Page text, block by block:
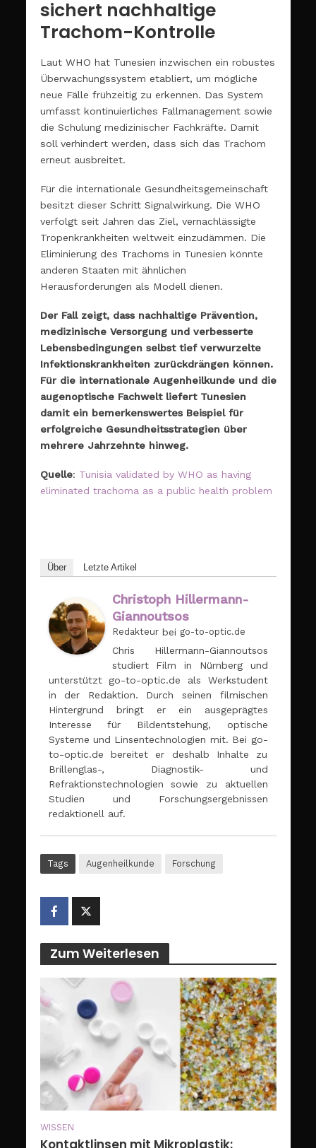
sichert nachhaltige
Trachom-Kontrolle
Laut WHO hat Tunesien inzwischen ein robustes
Überwachungssystem etabliert, um mögliche
neue Fälle frühzeitig zu erkennen. Das System
umfasst kontinuierliches Fallmanagement sowie
die Schulung medizinischer Fachkräfte. Damit
soll verhindert werden, dass sich das Trachom
erneut ausbreitet.
Für die internationale Gesundheitsgemeinschaft
besitzt dieser Schritt Signalwirkung. Die WHO
verfolgt seit Jahren das Ziel, vernachlässigte
Tropenkrankheiten weltweit einzudämmen. Die
Eliminierung des Trachoms in Tunesien könnte
anderen Staaten mit ähnlichen
Herausforderungen als Modell dienen.
Der Fall zeigt, dass nachhaltige Prävention,
medizinische Versorgung und verbesserte
Lebensbedingungen selbst tief verwurzelte
Infektionskrankheiten zurückdrängen können.
Für die internationale Augenheilkunde und die
augenoptische Fachwelt liefert Tunesien
damit ein bemerkenswertes Beispiel für
erfolgreiche Gesundheitsstrategien über
mehrere Jahrzehnte hinweg.
Quelle: Tunisia validated by WHO as having
eliminated trachoma as a public health problem
Über Letzte Artikel
Christoph Hillermann-
Giannoutsos
Redakteurbei go-to-optic.de
Chris Hillermann-Giannoutsos
studiert Film in Nürnberg und
unterstützt go-to-optic.de als Werkstudent
in der Redaktion. Durch seinen filmischen
Hintergrund bringt er ein ausgeprägtes
Interesse für Bildentstehung, optische
Systeme und Linsentechnologien mit. Bei go-
to-optic.de bereitet er deshalb Inhalte zu
Brillenglas-, Diagnostik- und
Refraktionstechnologien sowie zu aktuellen
Studien und Forschungsergebnissen
redaktionell auf.
Tags Augenheilkunde Forschung
Zum Weiterlesen
WISSEN
Kontaktlinsen mit Mikroplastik: